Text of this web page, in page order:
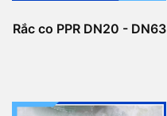
Rắc co PPR DN20 - DN63